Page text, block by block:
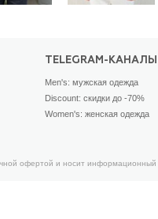
TELEGRAM-КАНАЛЫ
Men's: мужская одежда
Discount: скидки до -70%
Women's: женская одежда
офертой и носит информационный